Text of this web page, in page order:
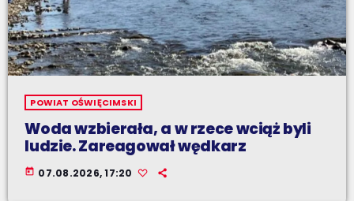
POWIAT OŚWIĘCIMSKI
Woda wzbierała, a w rzece wciąż byli
ludzie. Zareagował wędkarz
today 07.08.2026, 17:20